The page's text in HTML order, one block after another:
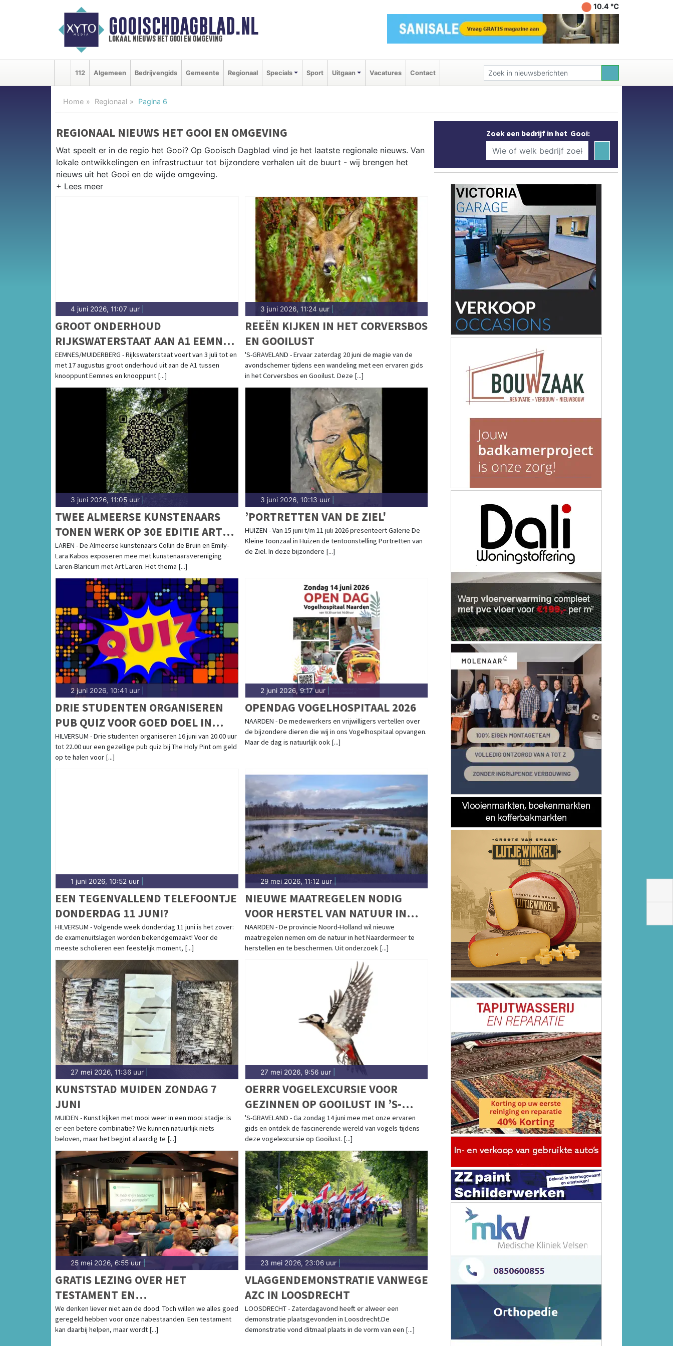
GOOISCHDAGBLAD.NL
lokaal nieuws het gooi en omgeving
10.4 ℃
112 Algemeen Bedrijvengids Gemeente Regionaal Specials Sport Uitgaan Vacatures Contact
Home Regionaal Pagina 6
REGIONAAL NIEUWS HET GOOI EN OMGEVING
Wat speelt er in de regio het Gooi? Op Gooisch Dagblad vind je het laatste regionale nieuws. Van
lokale ontwikkelingen en infrastructuur tot bijzondere verhalen uit de buurt - wij brengen het
nieuws uit het Gooi en de wijde omgeving.
Naast Naarden en Bussum volgen wij ook het nieuws uit Hilversum, Muiden, Weesp en andere
4 juni 2026, 11:07 uur
GROOT ONDERHOUD
RIJKSWATERSTAAT AAN A1 EEMNES
- MUIDERBERG, 3 JULI - 17
AUGUSTUS 2026
EEMNES/MUIDERBERG - Rijkswaterstaat voert van 3 juli tot en
met 17 augustus groot onderhoud uit aan de A1 tussen
knooppunt Eemnes en knooppunt [...]
3 juni 2026, 11:24 uur|
REEËN KIJKEN IN HET CORVERSBOS
EN GOOILUST
'S-GRAVELAND - Ervaar zaterdag 20 juni de magie van de
avondschemer tijdens een wandeling met een ervaren gids
in het Corversbos en Gooilust. Deze [...]
3 juni 2026, 11:05 uur
TWEE ALMEERSE KUNSTENAARS
TONEN WERK OP 30E EDITIE ART
LAREN
LAREN - De Almeerse kunstenaars Collin de Bruin en Emily-
Lara Kabos exposeren mee met kunstenaarsvereniging
Laren-Blaricum met Art Laren. Het thema [...]
3 juni 2026, 10:13 uur|
’PORTRETTEN VAN DE ZIEL'
HUIZEN - Van 15 juni t/m 11 juli 2026 presenteert Galerie De
Kleine Toonzaal in Huizen de tentoonstelling Portretten van
de Ziel. In deze bijzondere [...]
2 juni 2026, 10:41 uur
DRIE STUDENTEN ORGANISEREN
PUB QUIZ VOOR GOED DOEL IN
HILVERSUM
HILVERSUM - Drie studenten organiseren 16 juni van 20.00 uur
tot 22.00 uur een gezellige pub quiz bij The Holy Pint om geld
op te halen voor [...]
2 juni 2026, 9:17 uur|
OPENDAG VOGELHOSPITAAL 2026
NAARDEN - De medewerkers en vrijwilligers vertellen over
de bijzondere dieren die wij in ons Vogelhospitaal opvangen.
Maar de dag is natuurlijk ook [...]
1 juni 2026, 10:52 uur
EEN TEGENVALLEND TELEFOONTJE
DONDERDAG 11 JUNI?
HILVERSUM - Volgende week donderdag 11 juni is het zover:
de examenuitslagen worden bekendgemaakt! Voor de
meeste scholieren een feestelijk moment, [...]
29 mei 2026, 11:12 uur|
NIEUWE MAATREGELEN NODIG
VOOR HERSTEL VAN NATUUR IN
HET NAARDERMEER
NAARDEN - De provincie Noord-Holland wil nieuwe
maatregelen nemen om de natuur in het Naardermeer te
herstellen en te beschermen. Uit onderzoek [...]
27 mei 2026, 11:36 uur
KUNSTSTAD MUIDEN ZONDAG 7
JUNI
MUIDEN - Kunst kijken met mooi weer in een mooi stadje: is
er een betere combinatie? We kunnen natuurlijk niets
beloven, maar het begint al aardig te [...]
27 mei 2026, 9:56 uur|
OERRR VOGELEXCURSIE VOOR
GEZINNEN OP GOOILUST IN ’S-
GRAVELAND
'S-GRAVELAND - Ga zondag 14 juni mee met onze ervaren
gids en ontdek de fascinerende wereld van vogels tijdens
deze vogelexcursie op Gooilust. [...]
25 mei 2026, 6:55 uur
GRATIS LEZING OVER HET
TESTAMENT EN
LEVENSTESTAMENT IN VINKEVEEN
We denken liever niet aan de dood. Toch willen we alles goed
geregeld hebben voor onze nabestaanden. Een testament
kan daarbij helpen, maar wordt [...]
23 mei 2026, 23:06 uur|
VLAGGENDEMONSTRATIE VANWEGE
AZC IN LOOSDRECHT
LOOSDRECHT - Zaterdagavond heeft er alweer een
demonstratie plaatsgevonden in Loosdrecht.De
demonstratie vond ditmaal plaats in de vorm van een [...]
Zoek een bedrijf in het Gooi: